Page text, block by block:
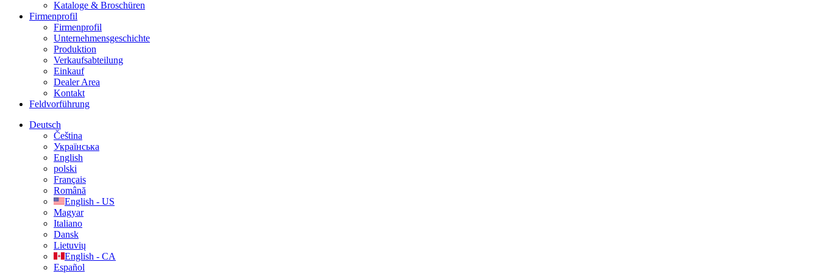
Kataloge & Broschüren
Firmenprofil
Firmenprofil
Unternehmensgeschichte
Produktion
Verkaufsabteilung
Einkauf
Dealer Area
Kontakt
Feldvorführung
Deutsch
Čeština
Українська
English
polski
Français
Română
English - US
Magyar
Italiano
Dansk
Lietuvių
English - CA
Español